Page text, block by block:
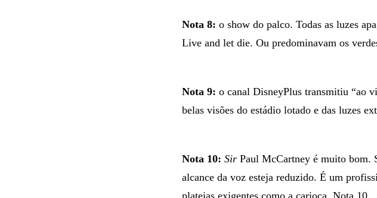
Nota 8: o show do palco. Todas as luzes
Live and let die. Ou predominavam os
Nota 9: o canal DisneyPlus transmitiu “ao
belas visões do estádio lotado e das luzes
Nota 10: SirPaul McCartney é muito bom.
alcance da voz esteja reduzido. É um